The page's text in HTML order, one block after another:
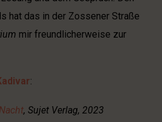
hat das in der Zossener Straße
mir freundlicherweise zur
:
, Sujet Verlag, 2023